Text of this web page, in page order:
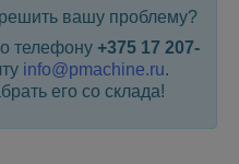
решить вашу проблему?
телефону +375 17 207-
info@pmachine.ru.
его со склада!